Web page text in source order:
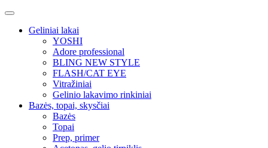
Geliniai lakai
YOSHI
Adore professional
BLING NEW STYLE
FLASH/CAT EYE
Vitražiniai
Gelinio lakavimo rinkiniai
Bazės, topai, skysčiai
Bazės
Topai
Prep, primer